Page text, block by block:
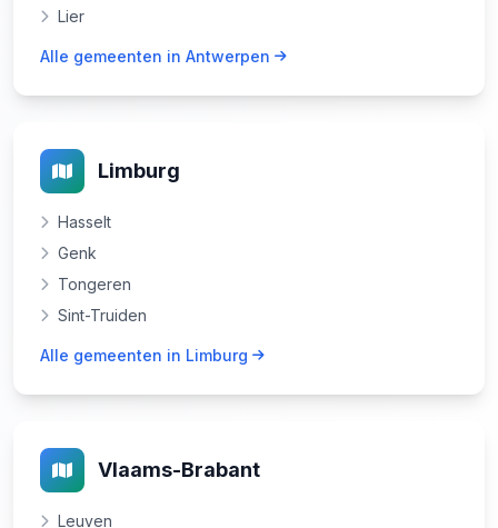
Lier
Alle gemeenten in Antwerpen
Limburg
Hasselt
Genk
Tongeren
Sint-Truiden
Alle gemeenten in Limburg
Vlaams-Brabant
Leuven